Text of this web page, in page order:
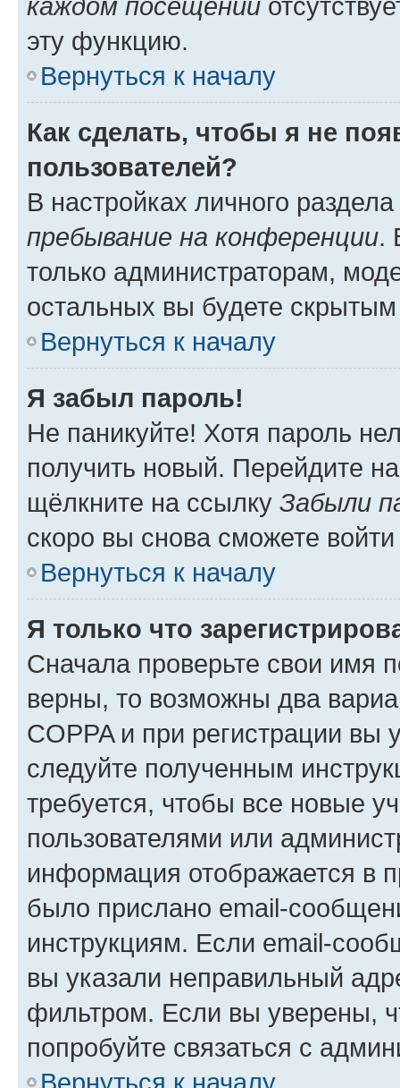
эту функцию.
Вернуться к началу
Как сделать, чтобы я не
пользователей?
В настройках личного
пребывание на конференции.
только администраторам,
остальных вы будете
Вернуться к началу
Я забыл пароль!
Не паникуйте! Хотя пароль
получить новый. Перейдите
щёлкните на ссылку Забыли
скоро вы снова сможете
Вернуться к началу
Я только что
Сначала проверьте свои имя
верны, то возможны два
COPPA и при регистрации вы
следуйте полученным
требуется, чтобы все новые
пользователями или
информация отображается в
было прислано email-
инструкциям. Если email-
вы указали неправильный
фильтром. Если вы уверены,
попробуйте связаться с
Вернуться к началу